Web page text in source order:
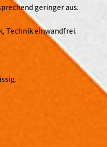
geringer aus.
Technik einwandfrei.